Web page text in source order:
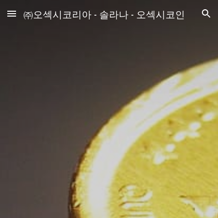
Skip to main content Skip to navigation
㈜오섹시코리아 - 솔라나 - 오섹시코인